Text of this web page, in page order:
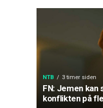
NTB 3 timer siden
FN: Jemen
konflikten på